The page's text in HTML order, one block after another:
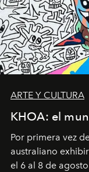
ARTE Y CULTURA
KHOA: el
Por primera vez
australiano
el 6 al 8 de